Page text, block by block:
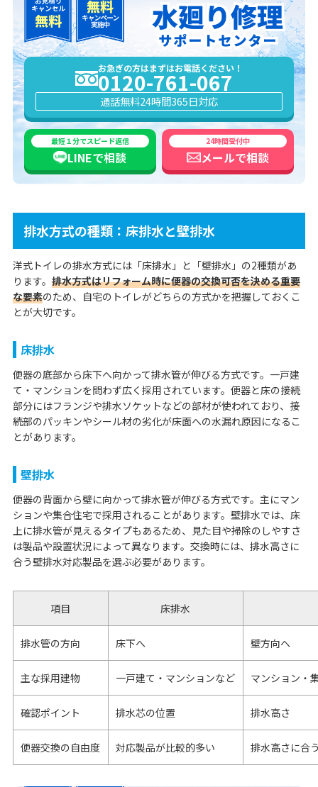
お急ぎの方はまずはお電話ください！
0120-761-067
通話無料24時間365日対応
最短１分でスピード返信
LINEで相談
24時間受付中
メールで相談
排水方式の種類：床排水と壁排水
洋式トイレの排水方式には「床排水」と「壁排水」の2種類があ
ります。 排水方式はリフォーム時に便器の交換可否を決める重要
な要素のため、自宅のトイレがどちらの方式かを把握しておくこ
とが大切です。
床排水
便器の底部から床下へ向かって排水管が伸びる方式です。一戸建
て・マンションを問わず広く採用されています。便器と床の接続
部分にはフランジや排水ソケットなどの部材が使われており、接
続部のパッキンやシール材の劣化が床面への水漏れ原因になるこ
とがあります。
壁排水
便器の背面から壁に向かって排水管が伸びる方式です。主にマン
ションや集合住宅で採用されることがあります。壁排水では、床
上に排水管が見えるタイプもあるため、見た目や掃除のしやすさ
は製品や設置状況によって異なります。交換時には、排水高さに
合う壁排水対応製品を選ぶ必要があります。
項目 床排水
排水管の方向 床下へ 壁方向へ
主な採用建物 一戸建て・マンションなど マンション・
確認ポイント 排水芯の位置 排水高さ
便器交換の自由度 対応製品が比較的多い 排水高さに合